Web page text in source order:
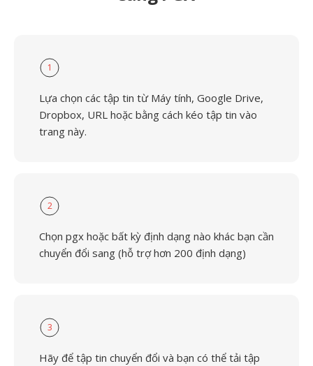
1
Lựa chọn các tập tin từ Máy tính, Google Drive,
Dropbox, URL hoặc bằng cách kéo tập tin vào
trang này.
2
Chọn pgx hoặc bất kỳ định dạng nào khác bạn cần
chuyển đổi sang (hỗ trợ hơn 200 định dạng)
3
Hãy để tập tin chuyển đổi và bạn có thể tải tập